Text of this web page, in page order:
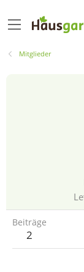
Mitglieder
Beiträge
2